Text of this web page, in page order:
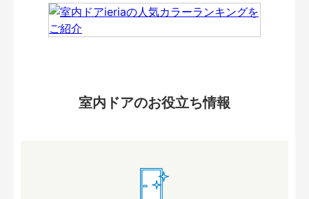
室内ドアのお役立ち情報